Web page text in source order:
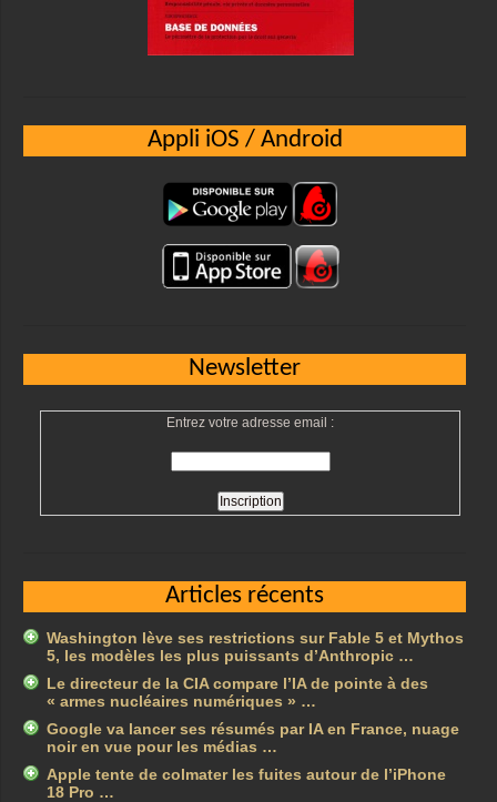
Appli iOS / Android
Newsletter
Entrez votre adresse email :
Articles récents
Washington lève ses restrictions sur Fable 5 et Mythos
5, les modèles les plus puissants d’Anthropic …
Le directeur de la CIA compare l’IA de pointe à des
« armes nucléaires numériques » …
Google va lancer ses résumés par IA en France, nuage
noir en vue pour les médias …
Apple tente de colmater les fuites autour de l’iPhone
18 Pro …